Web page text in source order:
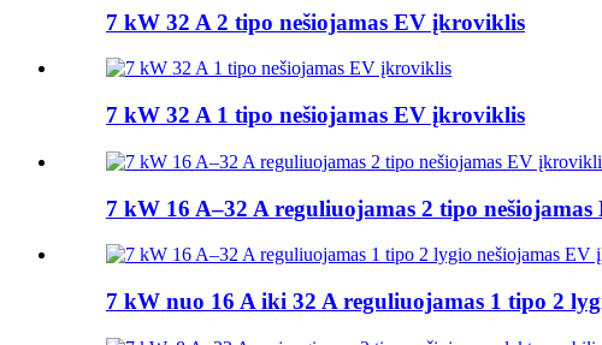
7 kW 32 A 2 tipo nešiojamas EV įkroviklis
7 kW 32 A 1 tipo nešiojamas EV įkroviklis
7 kW 16 A–32 A reguliuojamas 2 tipo
7 kW nuo 16 A iki 32 A reguliuojamas 1 tipo 2